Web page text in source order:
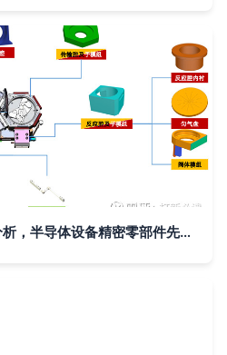
打新必读 富创精密估值分析，半导体设备精密零部件先锋的气体分析视角